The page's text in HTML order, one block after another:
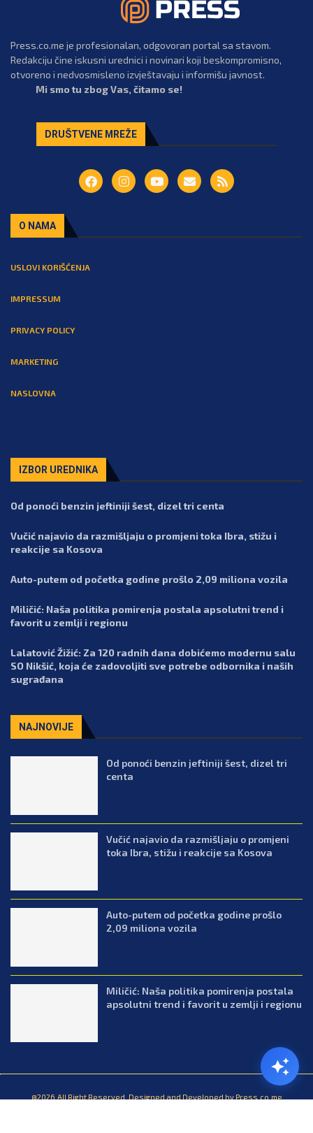
Press.co.me je profesionalan, odgovoran portal sa stavom.
Redakciju čine iskusni urednici i novinari koji beskompromisno,
otvoreno i nedvosmisleno izvještavaju i informišu javnost.
Mi smo tu zbog Vas, čitamo se!
DRUŠTVENE MREŽE
O NAMA
USLOVI KORIŠĆENJA
IMPRESSUM
PRIVACY POLICY
MARKETING
NASLOVNA
IZBOR UREDNIKA
Od ponoći benzin jeftiniji šest, dizel tri centa
Vučić najavio da razmišljaju o promjeni toka Ibra, stižu i
reakcije sa Kosova
Auto-putem od početka godine prošlo 2,09 miliona vozila
Miličić: Naša politika pomirenja postala apsolutni trend i
favorit u zemlji i regionu
Lalatović Žižić: Za 120 radnih dana dobićemo modernu salu
SO Nikšić, koja će zadovoljiti sve potrebe odbornika i naših
sugrađana
NAJNOVIJE
Od ponoći benzin jeftiniji šest, dizel tri
centa
Vučić najavio da razmišljaju o promjeni
toka Ibra, stižu i reakcije sa Kosova
Auto-putem od početka godine prošlo
2,09 miliona vozila
Miličić: Naša politika pomirenja postala
apsolutni trend i favorit u zemlji i regionu
@2026.All Right Reserved. Designed and Developed by Press.co.me